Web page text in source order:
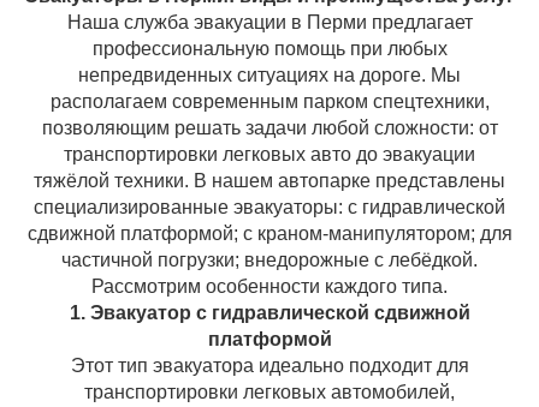
Наша служба эвакуации в Перми предлагает
профессиональную помощь при любых
непредвиденных ситуациях на дороге. Мы
располагаем современным парком спецтехники,
позволяющим решать задачи любой сложности: от
транспортировки легковых авто до эвакуации
тяжёлой техники. В нашем автопарке представлены
специализированные эвакуаторы: с гидравлической
сдвижной платформой; с краном‑манипулятором; для
частичной погрузки; внедорожные с лебёдкой.
Рассмотрим особенности каждого типа.
1. Эвакуатор с гидравлической сдвижной
платформой
Этот тип эвакуатора идеально подходит для
транспортировки легковых автомобилей,